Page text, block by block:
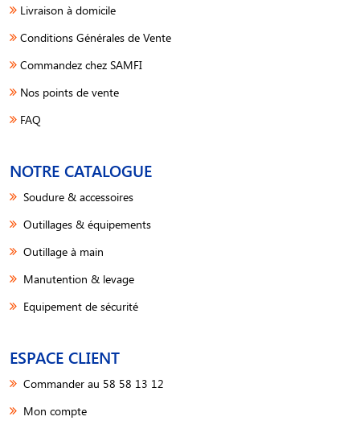
Livraison à domicile
Conditions Générales de Vente
Commandez chez SAMFI
Nos points de vente
FAQ
NOTRE CATALOGUE
Soudure & accessoires
Outillages & équipements
Outillage à main
Manutention & levage
Equipement de sécurité
ESPACE CLIENT
Commander au 58 58 13 12
Mon compte